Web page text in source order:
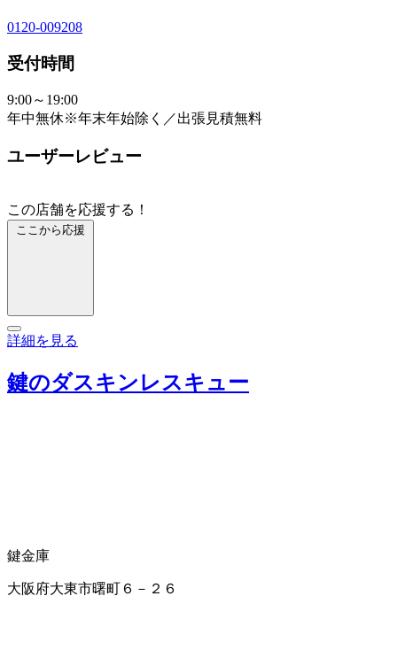
0120-009208
受付時間
9:00～19:00
年中無休※年末年始除く／出張見積無料
ユーザーレビュー
この店舗を応援する！
ここから応援
詳細を見る
鍵のダスキンレスキュー
鍵金庫
大阪府大東市曙町６－２６